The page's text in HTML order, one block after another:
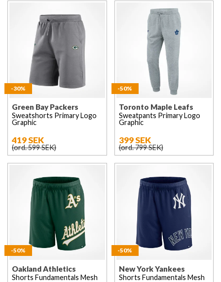
-30%
Green Bay Packers
Sweatshorts Primary Logo
Graphic
419 SEK
(ord. 599 SEK)
-50%
Toronto Maple Leafs
Sweatpants Primary Logo
Graphic
399 SEK
(ord. 799 SEK)
-50%
Oakland Athletics
Shorts Fundamentals Mesh
-50%
New York Yankees
Shorts Fundamentals Mesh